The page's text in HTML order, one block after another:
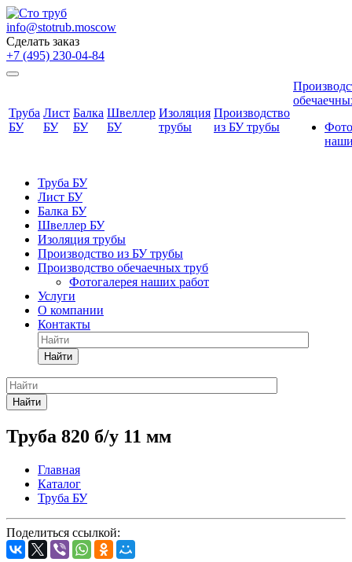
info@stotrub.moscow
Сделать заказ
+7 (495) 230-04-84
Труба
БУ
Лист
БУ
Балка
БУ
Швеллер
БУ
Изоляция
трубы
Производство
из БУ трубы
Труба БУ
Лист БУ
Балка БУ
Швеллер БУ
Изоляция трубы
Производство из БУ трубы
Производство обечаечных труб
Фотогалерея наших работ
Услуги
О компании
Контакты
Найти
Найти
Труба 820 б/у 11 мм
Главная
Каталог
Труба БУ
Поделиться ссылкой: